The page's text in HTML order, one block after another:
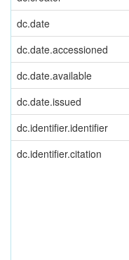
dc.date
dc.date.accessioned
dc.date.available
dc.date.issued
dc.identifier.identifier
dc.identifier.citation